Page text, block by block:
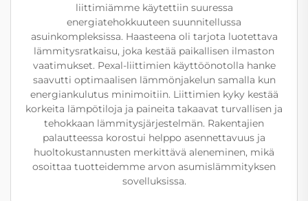
liittimiämme käytettiin suuressa
energiatehokkuuteen suunnitellussa
asuinkompleksissa. Haasteena oli tarjota luotettava
lämmitysratkaisu, joka kestää paikallisen ilmaston
vaatimukset. Pexal-liittimien käyttöönotolla hanke
saavutti optimaalisen lämmönjakelun samalla kun
energiankulutus minimoitiin. Liittimien kyky kestää
korkeita lämpötiloja ja paineita takaavat turvallisen ja
tehokkaan lämmitysjärjestelmän. Rakentajien
palautteessa korostui helppo asennettavuus ja
huoltokustannusten merkittävä aleneminen, mikä
osoittaa tuotteidemme arvon asumislämmityksen
sovelluksissa.